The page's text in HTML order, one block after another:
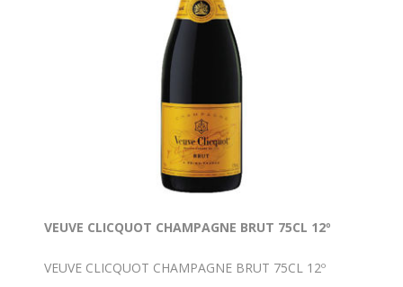
VEUVE CLICQUOT CHAMPAGNE BRUT 75CL 12º
VEUVE CLICQUOT CHAMPAGNE BRUT 75CL 12º